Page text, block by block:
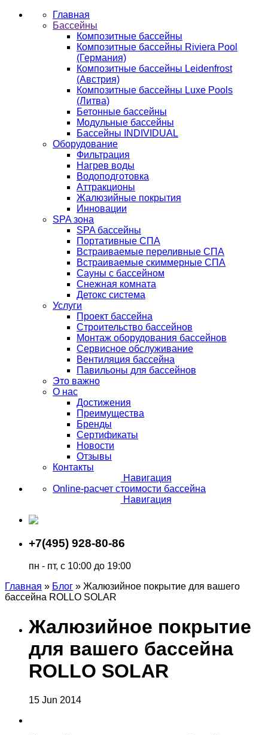
Главная
Бассейны
Композитные бассейны
Композитные бассейны Riviera Pool
(Германия)
Композитные бассейны Leidenfrost
(Австрия)
Композитные бассейны Luxe Pools
(Литва)
Бетонные бассейны
Модульные бассейны
Бассейны INDIVIDUAL
Оборудование
Фильтрация
Нагрев воды
Водоподготовка
Аттракционы
Жалюзийные покрытия
Инновации
SPA зона
SPA бассейны
Портативные СПА
Встраиваемые переливные СПА
Встраиваемые скиммерные СПА
Сауны с бассейном
Снежная комната
Детокс система
Услуги
Проект бассейна
Строительство бассейнов
Монтаж оборудования бассейнов
Сервисное обслуживание
Вентиляция бассейна
Павильоны для бассейнов
Это важно
О нас
Достижения
Преимущества
Бренды
Сертификаты
Новости
Отзывы
Контакты
Навигация
Online-расчет стоимости бассейна
Навигация
+7(495) 928-80-86
пн - пт, с 10:00 до 19:00
Главная » Блог » Жалюзийное покрытие для вашего
бассейна ROLLO SOLAR
Жалюзийное покрытие
для вашего бассейна
ROLLO SOLAR
15 Jun 2014